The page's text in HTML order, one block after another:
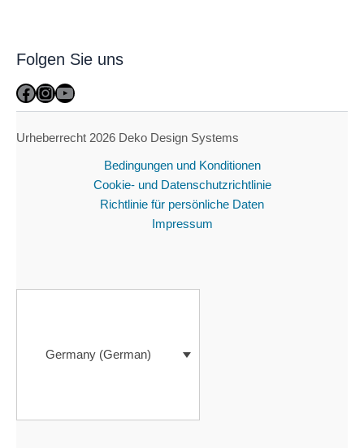
Folgen Sie uns
Facebook
Instagram
YouTube
Urheberrecht 2026 Deko Design Systems
Bedingungen und Konditionen
Cookie- und Datenschutzrichtlinie
Richtlinie für persönliche Daten
Impressum
Germany (German)